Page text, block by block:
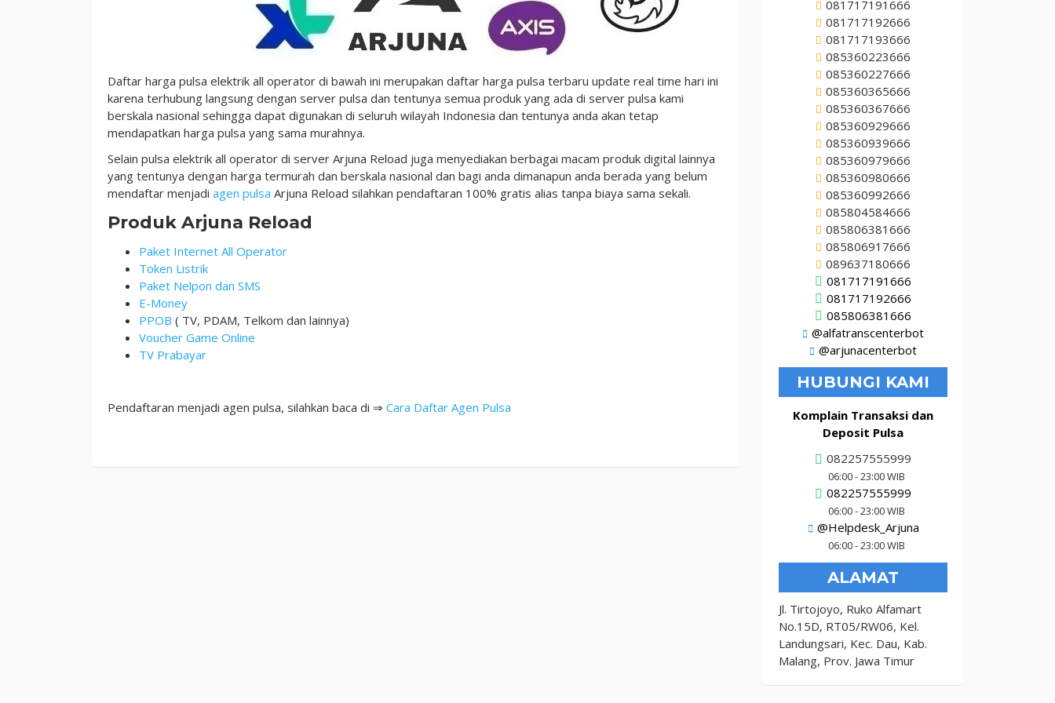
Daftar harga pulsa elektrik all operator di bawah ini merupakan daftar harga pulsa terbaru update real time hari ini
karena terhubung langsung dengan server pulsa dan tentunya semua produk yang ada di server pulsa kami
berskala nasional sehingga dapat digunakan di seluruh wilayah Indonesia dan tentunya anda akan tetap
mendapatkan harga pulsa yang sama murahnya.
Selain pulsa elektrik all operator di server Arjuna Reload juga menyediakan berbagai macam produk digital lainnya
yang tentunya dengan harga termurah dan berskala nasional dan bagi anda dimanapun anda berada yang belum
mendaftar menjadi agen pulsa Arjuna Reload silahkan pendaftaran 100% gratis alias tanpa biaya sama sekali.
Produk Arjuna Reload
Paket Internet All Operator
Token Listrik
Paket Nelpon dan SMS
E-Money
PPOB ( TV, PDAM, Telkom dan lainnya)
Voucher Game Online
TV Prabayar
Pendaftaran menjadi agen pulsa, silahkan baca di ⇒ Cara Daftar Agen Pulsa
081717191666
081717192666
081717193666
085360223666
085360227666
085360365666
085360367666
085360929666
085360939666
085360979666
085360980666
085360992666
085804584666
085806381666
085806917666
089637180666
081717191666
081717192666
085806381666
@alfatranscenterbot
@arjunacenterbot
HUBUNGI KAMI
Komplain Transaksi dan
Deposit Pulsa
082257555999
06:00 - 23:00 WIB
082257555999
06:00 - 23:00 WIB
@Helpdesk_Arjuna
06:00 - 23:00 WIB
ALAMAT
Jl. Tirtojoyo, Ruko Alfamart
No.15D, RT05/RW06, Kel.
Landungsari, Kec. Dau, Kab.
Malang, Prov. Jawa Timur